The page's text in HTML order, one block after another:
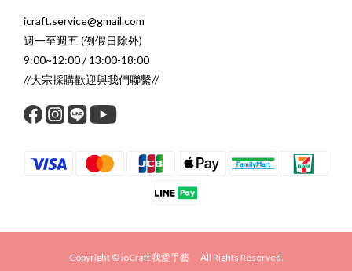
icraft.service@gmail.com
週一至週五 (例假日除外)
9:00~12:00 / 13:00-18:00
//大宗採購歡迎與我們聯繫//
Copyright © ioCraft 我愛手藝 All Rights Reserved.